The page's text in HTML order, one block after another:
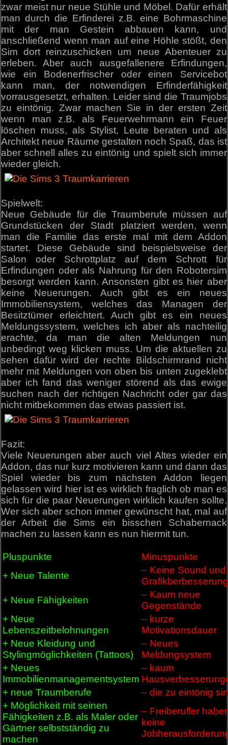
zwar meist nur neue Stühle und Möbel. Dafür erhält
man durch die Erfinderei z.B. eine Bohrmaschine
mit der man Gestein abbauen kann, und
anschließend wenn man auf eine Höhle stößt, den
Sim dort reinzuschicken um neue Abenteuer zu
erleben. Aber auch ausgefallenere Erfindungen,
wie ein Bodenerfrischer oder einen Servicebot
kann man, der notwendigen Erfinderfähigkeit
vorrausgesetzt, erhalten. Leider sind die Traumjobs
zu eintönig. Zwar machen Sie in der ersten Zeit
wenn man z.B. als Feuerwehrmann ein Feuer
löschen muss, als Stylist, Leute beraten und als
Architekt neue Räume gestalten noch Spaß, das ist
aber schnell alles zu eintönig und spielt sich immer
wieder gleich.
Spielwelt:
Neue Gebäude für die Traumberufe müssen auf
Grundstücken der Stadt platziert werden, wenn
man die Familie das erste mal mit dem Addon
startet. Diese Gebäude sind beispielsweise der
Salon oder Schrottplatz auf dem Schrott für
Erfindungen oder als Nahrung für den Robotersim
besorgt werden kann. Ansonsten gibt es hier aber
keine Neuerungen. Auch gibt es ein neues
Immobiliensystem, welches das Managen der
Besitztümer erleichtert. Auch gibt es ein neues
Meldungssystem, welches ich aber als nachteilig
erachte, da man die alten Meldungen nun
unbedingt weg klicken muss. Um die aktuellen zu
sehen dafür wird der rechte Bildschirmrand nicht
mehr mit Meldungen von oben bis unten zugeklebt
aber ich fand das weniger störend als das ewige
suchen nach der richtigen Nachricht oder gar das
nicht mitbekommen das etwas passiert ist.
Fazit:
Viele Neuerungen aber auch viel Altes wieder ein
Addon, das nur kurz motivieren kann und dann das
Spiel wieder bis zum nächsten Addon liegen
gelassen wird hier ist es wirklich fraglich ob man es
sich für die paar Neuerungen wirklich kaufen sollte.
Wer sich aber schon immer gewünscht hat, mal auf
der Arbeit die Sims ein bisschen Schabernack
machen zu lassen kann es nun hiermit tun.
Pluspunkte
Minuspunkte
+ Neue Talente
– Keine Sound und
+ Neue Fähigkeiten
– Kaum neue
Gegenstände
+ Neue
Lebenszeitbelohnungen
– kurze
Motivationsdauer
+ Neue Kleidung und
Stylingmöglichkeiten (Tattoos)
– Neues
Meldungsystem
+ Neues
Immobilienmanagementsystem
– kaum
+ neue Traumberufe
– die zu eintönig
+ Möglichkeit mit seinen
Fähigkeiten z.B. als Maler oder
Gärtner selbstständig zu
machen
– Freiberufler
keine